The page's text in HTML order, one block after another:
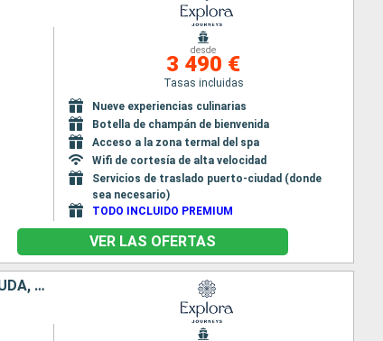
desde
3 490 €
Tasas incluidas
Nueve experiencias culinarias
Botella de champán de bienvenida
Acceso a la zona termal del spa
Wifi de cortesía de alta velocidad
Servicios de traslado puerto-ciudad (donde
sea necesario)
TODO INCLUIDO PREMIUM
VER LAS OFERTAS
ESTADOS UNIDOS, REPÚBLICA DOMINICANA, SANTA LUCIA, ANTIGUA Y BARBUDA, PORTO RICO